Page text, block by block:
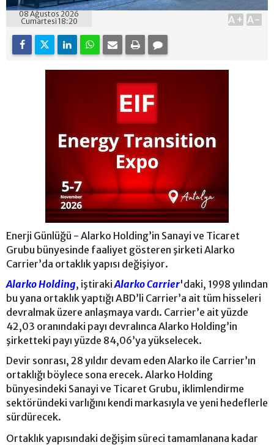
08 Ağustos 2026
Cumartesi 18:20
A+ A-
Enerji Günlüğü - Alarko Holding’in Sanayi ve Ticaret
Grubu bünyesinde faaliyet gösteren şirketi Alarko
Carrier’da ortaklık yapısı değişiyor.
Alarko Holding, iştirakiAlarko Carrier'daki, 1998 yılından
bu yana ortaklık yaptığı ABD’li Carrier’a ait tüm hisseleri
devralmak üzere anlaşmaya vardı. Carrier’e ait yüzde
42,03 oranındaki payı devralınca Alarko Holding’in
şirketteki payı yüzde 84,06’ya yükselecek.
Devir sonrası, 28 yıldır devam eden Alarko ile Carrier’ın
ortaklığı böylece sona erecek. Alarko Holding
bünyesindeki Sanayi ve Ticaret Grubu, iklimlendirme
sektöründeki varlığını kendi markasıyla ve yeni hedeflerle
sürdürecek.
Ortaklık yapısındaki değişim süreci tamamlanana kadar